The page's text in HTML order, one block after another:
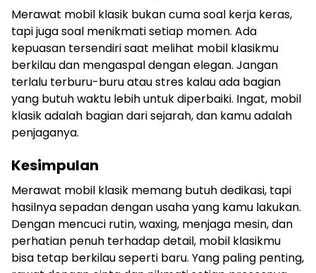
Merawat mobil klasik bukan cuma soal kerja keras,
tapi juga soal menikmati setiap momen. Ada
kepuasan tersendiri saat melihat mobil klasikmu
berkilau dan mengaspal dengan elegan. Jangan
terlalu terburu-buru atau stres kalau ada bagian
yang butuh waktu lebih untuk diperbaiki. Ingat, mobil
klasik adalah bagian dari sejarah, dan kamu adalah
penjaganya.
Kesimpulan
Merawat mobil klasik memang butuh dedikasi, tapi
hasilnya sepadan dengan usaha yang kamu lakukan.
Dengan mencuci rutin, waxing, menjaga mesin, dan
perhatian penuh terhadap detail, mobil klasikmu
bisa tetap berkilau seperti baru. Yang paling penting,